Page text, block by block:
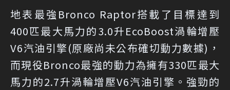
地表最強Bronco Raptor搭載了目標達到
400匹最大馬力的3.0升EcoBoost渦輪增壓
V6汽油引擎(原廠尚未公布確切動力數據)，
而現役Bronco最強的動力為擁有330匹最大
馬力的2.7升渦輪增壓V6汽油引擎。強勁的